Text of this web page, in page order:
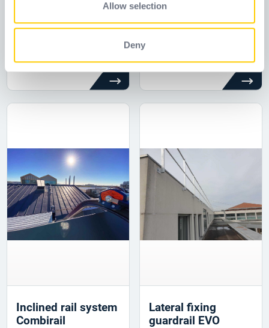
Allow selection
Deny
Horizontal long-
Horizontal rail
Inclined rail system
Combirail
Lateral fixing
guardrail EVO